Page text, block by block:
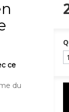
ce
du